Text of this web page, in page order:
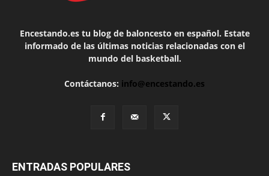
Encestando.es tu blog de baloncesto en español. Estate
informado de las últimas noticias relacionadas con el
mundo del basketball.
Contáctanos: info@encestando.es
ENTRADAS POPULARES